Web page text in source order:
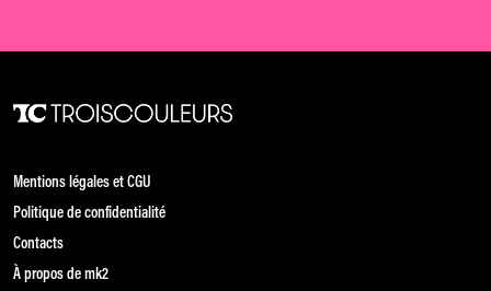
Mentions légales et CGU
Politique de confidentialité
Contacts
À propos de mk2